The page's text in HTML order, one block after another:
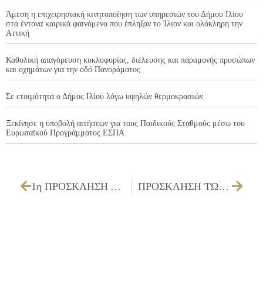
Άμεση η επιχειρησιακή κινητοποίηση των υπηρεσιών του Δήμου Ιλίου
στα έντονα καιρικά φαινόμενα που έπληξαν το Ίλιον και ολόκληρη την
Αττική
Καθολική απαγόρευση κυκλοφορίας, διέλευσης και παραμονής προσώπων
και οχημάτων για την οδό Πανοράματος
Σε ετοιμότητα ο Δήμος Ιλίου λόγω υψηλών θερμοκρασιών
Ξεκίνησε η υποβολή αιτήσεων για τους Παιδικούς Σταθμούς μέσω του
Ευρωπαϊκού Προγράμματος ΕΣΠΑ
1η ΠΡΟΣΚΛΗΣΗ ΔΣ ΓΙΑ ΣΥΝΕΔΡΙΑΣΗ ΛΟΓΟΔΟΣΙΑΣ ΣΤΙΣ 26/02/2026 ΠΡΟΣΚΛΗΣΗ ΤΩΝ ΜΕΛΩΝ ΤΗΣ ΔΗΜΟΤΙΚΗΣ ΕΠΙΤΡΟΠΗΣ ΓΙΑ ΤΗΝ 24/02/2026